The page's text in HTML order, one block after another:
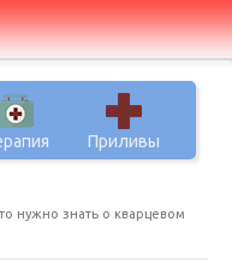
Приливы
нужно знать о кварцевом